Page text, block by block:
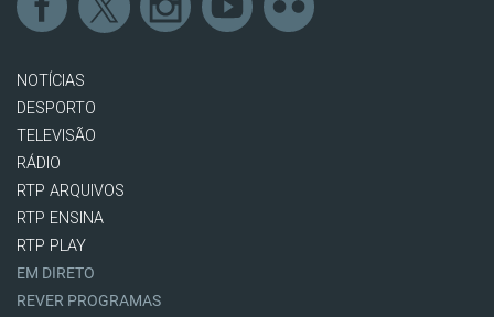
NOTÍCIAS
DESPORTO
TELEVISÃO
RÁDIO
RTP ARQUIVOS
RTP ENSINA
RTP PLAY
EM DIRETO
REVER PROGRAMAS